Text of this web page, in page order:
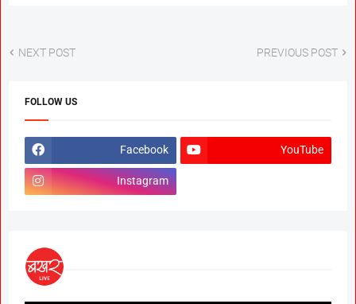
NEXT POST PREVIOUS POST
FOLLOW US
Facebook YouTube
Instagram